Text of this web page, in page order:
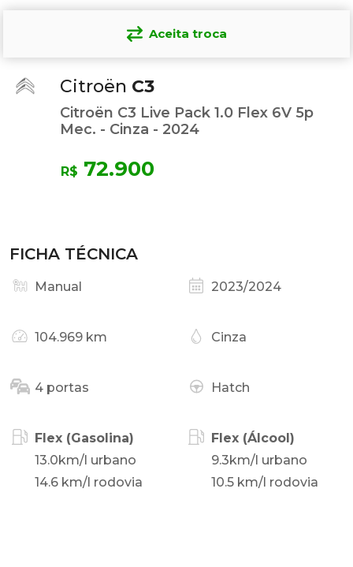
Aceita troca
Citroën C3
Citroën C3 Live Pack 1.0 Flex 6V 5p
Mec. - Cinza - 2024
R$ 72.900
FICHA TÉCNICA
Manual 2023/2024
104.969 km Cinza
4 portas Hatch
Flex (Gasolina)
13.0km/l urbano
14.6 km/l rodovia
Flex (Álcool)
9.3km/l urbano
10.5 km/l rodovia